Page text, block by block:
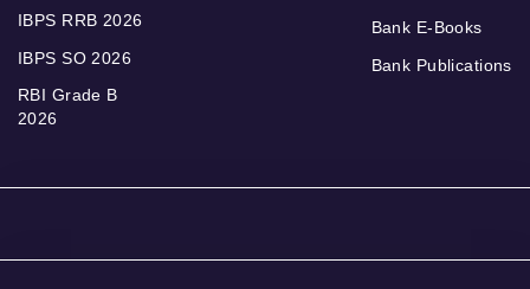
IBPS RRB 2026
IBPS SO 2026
RBI Grade B
2026
Bank E-Books
Bank Publications